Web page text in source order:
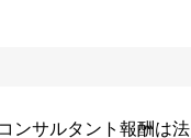
ンサルタント報酬は法